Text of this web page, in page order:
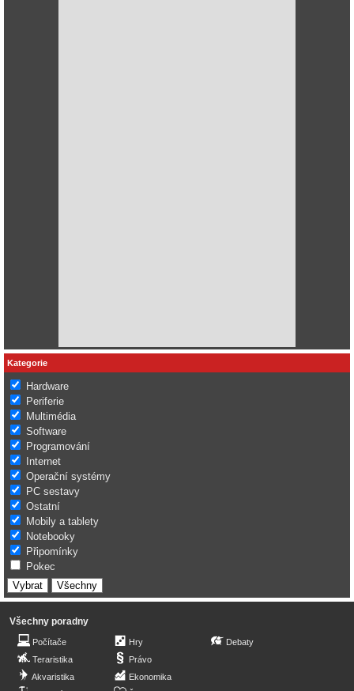
Kategorie
Hardware
Periferie
Multimédia
Software
Programování
Internet
Operační systémy
PC sestavy
Ostatní
Mobily a tablety
Notebooky
Připomínky
Pokec
Všechny poradny
Počítače
Teraristika
Akvaristika
Hry
Právo
Ekonomika
Debaty